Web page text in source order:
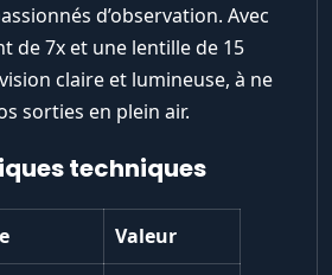
d’observation. Avec
de 7x et une lentille de 15
claire et lumineuse, à ne
sorties en plein air.
techniques
Valeur